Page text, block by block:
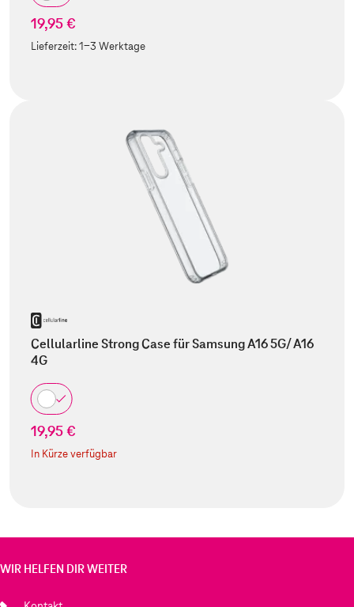
19,95 €
Lieferzeit:1-3 Werktage
Cellularline Strong Case für Samsung A16 5G/ A16
4G
19,95 €
In Kürze verfügbar
WIR HELFEN DIR WEITER